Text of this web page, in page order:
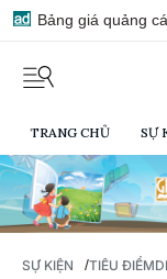
Bảng giá quảng
TRANG CHỦ SỰ
SỰ KIỆN / TIÊU ĐIỂM